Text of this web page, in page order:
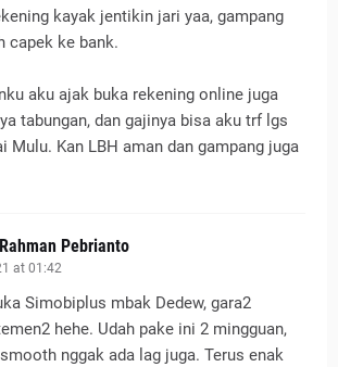
kayak jentikin jari yaa, gampang
capek ke bank.
aku ajak buka rekening online juga
tabungan, dan gajinya bisa aku trf lgs
Mulu. Kan LBH aman dan gampang juga
Pebrianto
at 01:42
Simobiplus mbak Dedew, gara2
hehe. Udah pake ini 2 mingguan,
nggak ada lag juga. Terus enak